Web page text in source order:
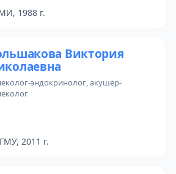
1988 г.
Виктория
эндокринолог, акушер-
2011 г.